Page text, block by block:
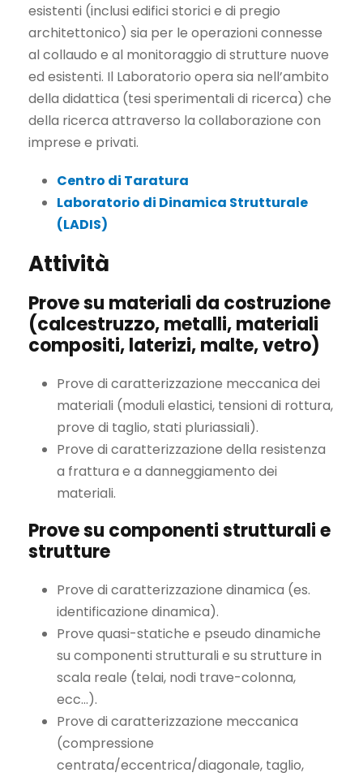
esistenti (inclusi edifici storici e di pregio
architettonico) sia per le operazioni connesse
al collaudo e al monitoraggio di strutture nuove
ed esistenti. Il Laboratorio opera sia nell’ambito
della didattica (tesi sperimentali di ricerca) che
della ricerca attraverso la collaborazione con
imprese e privati.
Centro di Taratura
Laboratorio di Dinamica Strutturale
(LADIS)
Attività
Prove su materiali da costruzione
(calcestruzzo, metalli, materiali
compositi, laterizi, malte, vetro)
Prove di caratterizzazione meccanica dei
materiali (moduli elastici, tensioni di rottura,
prove di taglio, stati pluriassiali).
Prove di caratterizzazione della resistenza
a frattura e a danneggiamento dei
materiali.
Prove su componenti strutturali e
strutture
Prove di caratterizzazione dinamica (es.
identificazione dinamica).
Prove quasi-statiche e pseudo dinamiche
su componenti strutturali e su strutture in
scala reale (telai, nodi trave-colonna,
ecc…).
Prove di caratterizzazione meccanica
(compressione
centrata/eccentrica/diagonale, taglio,